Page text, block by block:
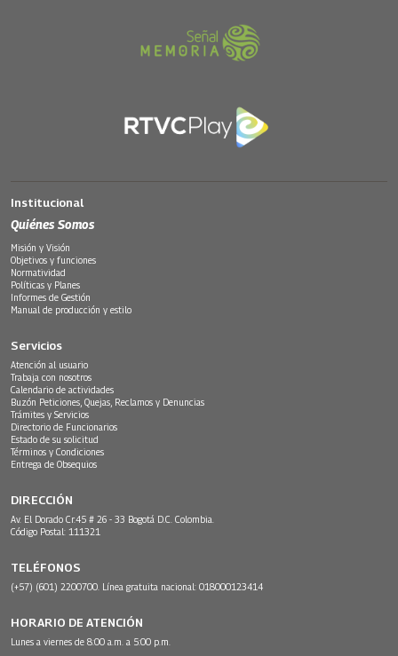
Institucional
Quiénes Somos
Misión y Visión
Objetivos y funciones
Normatividad
Políticas y Planes
Informes de Gestión
Manual de producción y estilo
Servicios
Atención al usuario
Trabaja con nosotros
Calendario de actividades
Buzón Peticiones, Quejas, Reclamos y Denuncias
Trámites y Servicios
Directorio de Funcionarios
Estado de su solicitud
Términos y Condiciones
Entrega de Obsequios
DIRECCIÓN
Av. El Dorado Cr.45 # 26 - 33 Bogotá D.C. Colombia.
Código Postal: 111321
TELÉFONOS
(+57) (601) 2200700. Línea gratuita nacional: 018000123414
HORARIO DE ATENCIÓN
Lunes a viernes de 8:00 a.m. a 5:00 p.m.